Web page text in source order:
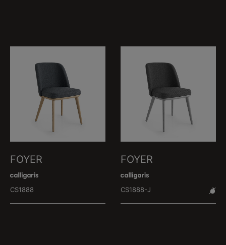
FOYER
CS1888
FOYER
CS1888-J